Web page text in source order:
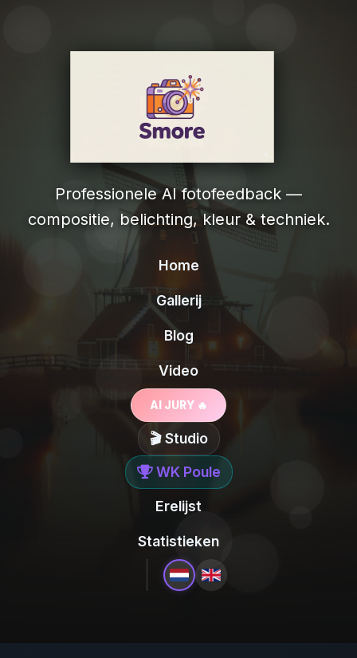
Professionele AI fotofeedback —
compositie, belichting, kleur & techniek.
Home
Gallerij
Blog
Video
AI JURY 🔥
🎬 Studio
WK Poule
Erelijst
Statistieken